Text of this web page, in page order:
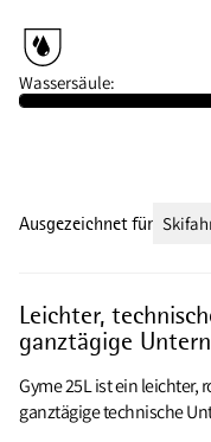
Wassersäule:
Leichter,
ganztägige
Gyme 25L ist ein
ganztägige technische
Ausgezeichnet für